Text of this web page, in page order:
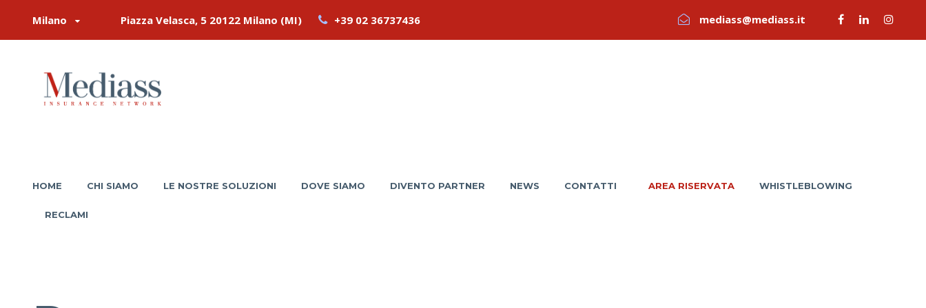
Milano Piazza Velasca, 5 20122 Milano (MI) +39 02 36737436 mediass@mediass.it
HOME CHI SIAMO LE NOSTRE SOLUZIONI DOVE SIAMO DIVENTO PARTNER NEWS CONTATTI AREA RISERVATA WHISTLEBLOWING
RECLAMI